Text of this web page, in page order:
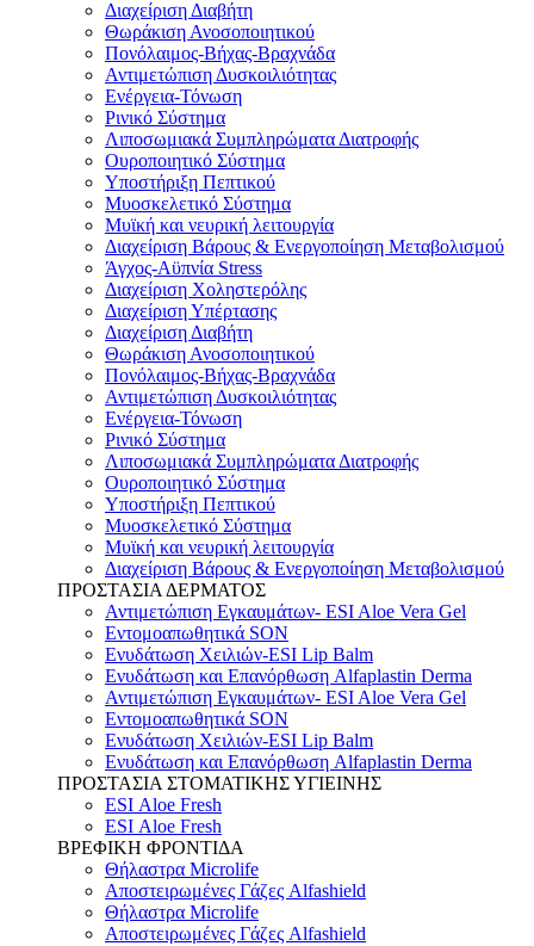
Διαχείριση Διαβήτη
Θωράκιση Ανοσοποιητικού
Πονόλαιμος-Βήχας-Βραχνάδα
Αντιμετώπιση Δυσκοιλιότητας
Eνέργεια-Τόνωση
Ρινικό Σύστημα
Λιποσωμιακά Συμπληρώματα Διατροφής
Ουροποιητικό Σύστημα
Υποστήριξη Πεπτικού
Μυοσκελετικό Σύστημα
Μυϊκή και νευρική λειτουργία
Διαχείριση Βάρους & Ενεργοποίηση Μεταβολισμού
Άγχος-Αϋπνία Stress
Διαχείριση Χοληστερόλης
Διαχείριση Υπέρτασης
Διαχείριση Διαβήτη
Θωράκιση Ανοσοποιητικού
Πονόλαιμος-Βήχας-Βραχνάδα
Αντιμετώπιση Δυσκοιλιότητας
Eνέργεια-Τόνωση
Ρινικό Σύστημα
Λιποσωμιακά Συμπληρώματα Διατροφής
Ουροποιητικό Σύστημα
Υποστήριξη Πεπτικού
Μυοσκελετικό Σύστημα
Μυϊκή και νευρική λειτουργία
Διαχείριση Βάρους & Ενεργοποίηση Μεταβολισμού
ΠΡΟΣΤΑΣΙΑ ΔΕΡΜΑΤΟΣ
Αντιμετώπιση Εγκαυμάτων- ESI Aloe Vera Gel
Εντομοαπωθητικά SON
Ενυδάτωση Χειλιών-ESI Lip Balm
Ενυδάτωση και Επανόρθωση Alfaplastin Derma
Αντιμετώπιση Εγκαυμάτων- ESI Aloe Vera Gel
Εντομοαπωθητικά SON
Ενυδάτωση Χειλιών-ESI Lip Balm
Ενυδάτωση και Επανόρθωση Alfaplastin Derma
ΠΡΟΣΤΑΣΙΑ ΣΤΟΜΑΤΙΚΗΣ ΥΓΙΕΙΝΗΣ
ESI Αloe Fresh
ESI Αloe Fresh
ΒΡΕΦΙΚΗ ΦΡΟΝΤΙΔΑ
Θήλαστρα Microlife
Αποστειρωμένες Γάζες Alfashield
Θήλαστρα Microlife
Αποστειρωμένες Γάζες Alfashield